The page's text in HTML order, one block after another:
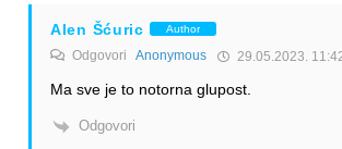
Alen Šćuric Author
Odgovori Anonymous 29.05.2023.
Ma sve je to notorna glupost.
Odgovori